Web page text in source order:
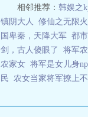
相邻推荐： 韩娱之
镇阴大人
修仙之无限
国卑秦，天降大军 都
剑，古人傻眼了
将军
农家女 将军是女儿身np
民 农女当家将军撩上